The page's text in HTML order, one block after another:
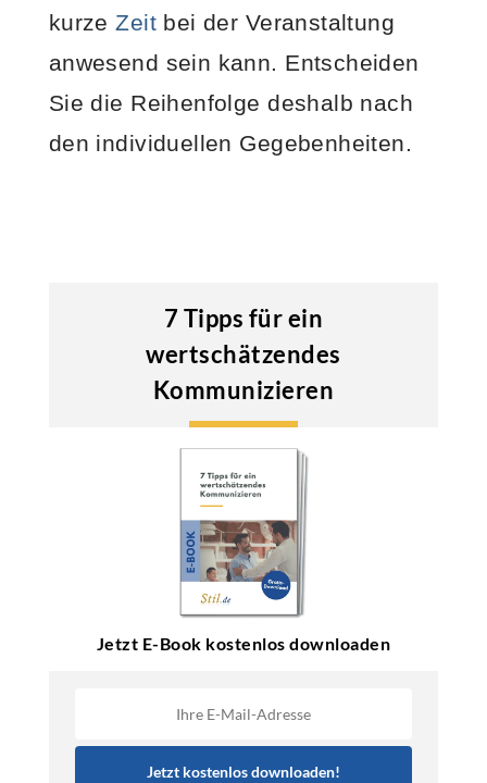
kurzeZeitbei der Veranstaltung
anwesend sein kann. Entscheiden
Sie die Reihenfolge deshalb nach
den individuellen Gegebenheiten.